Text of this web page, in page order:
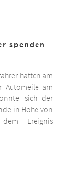
spenden
hatten am
Automeile am
sich der
in Höhe von
Ereignis